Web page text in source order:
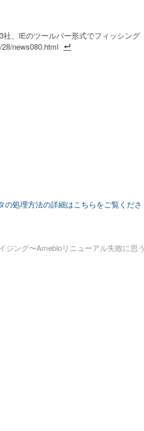
、IEのツールバー形式でフィッシング
news080.html
の処理方法の詳細はこちらをご覧くださ
ジング〜Amebloリニューアル失敗に思う